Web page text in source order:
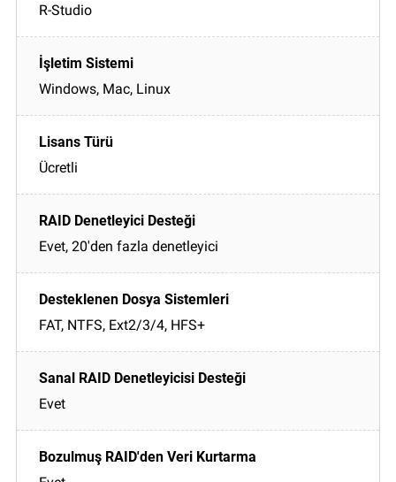
R-Studio
Windows, Mac, Linux
Ücretli
Evet, 20'den fazla denetleyici
FAT, NTFS, Ext2/3/4, HFS+
Evet